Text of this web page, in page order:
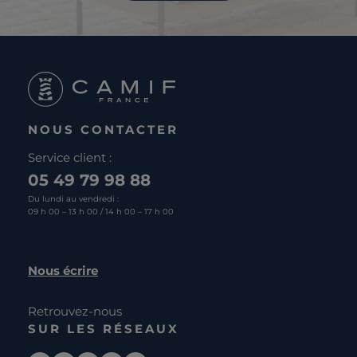
NOUS CONTACTER
Service client :
05 49 79 98 88
Du lundi au vendredi :
09 h 00 – 13 h 00 / 14 h 00 – 17 h 00
Nous écrire
Retrouvez-nous
SUR LES RÉSEAUX